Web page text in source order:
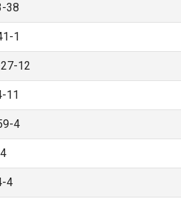
38
1
12
11
4
4